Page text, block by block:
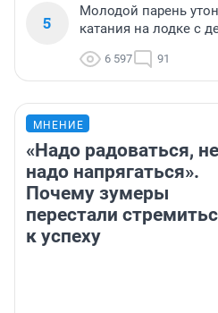
5
Молодой парень
катания на лодке с
6 597 91
МНЕНИЕ
«Надо радоваться, не
надо напрягаться».
Почему зумеры
перестали
к успеху